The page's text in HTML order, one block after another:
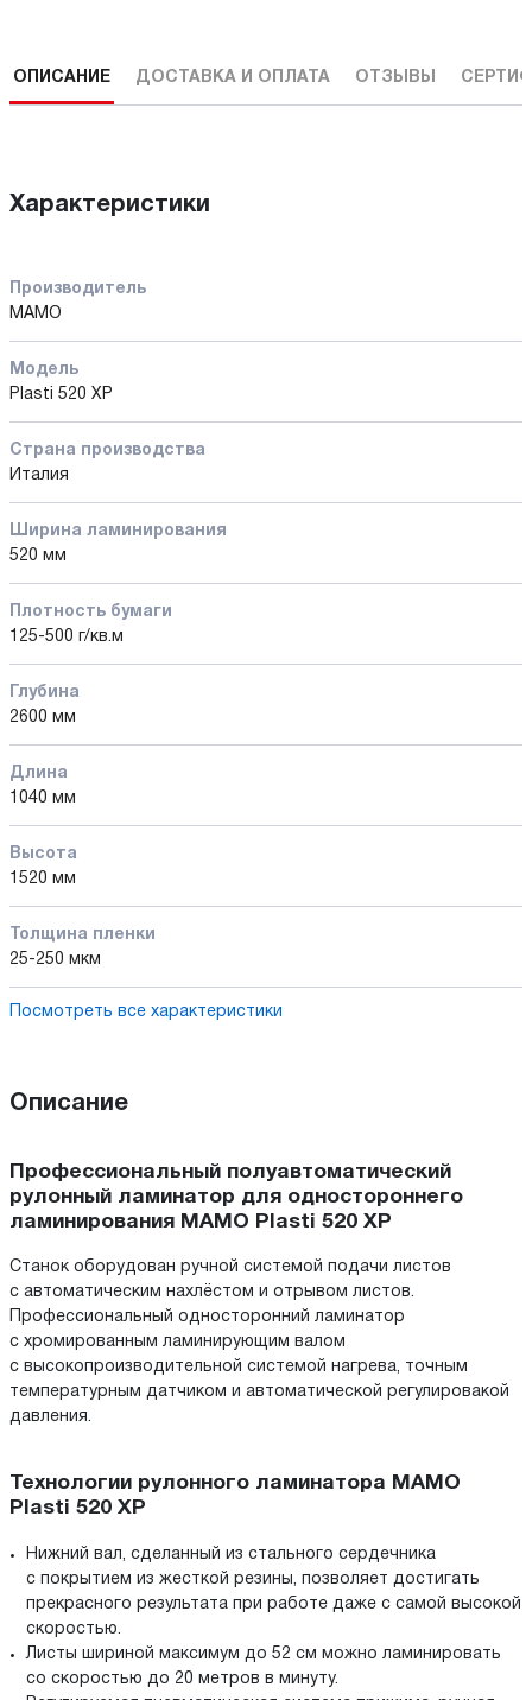
ОПИСАНИЕ ДОСТАВКА И ОПЛАТА ОТЗЫВЫ
Характеристики
Производитель
MAMO
Модель
Plasti 520 XP
Страна производства
Италия
Ширина ламинирования
520 мм
Плотность бумаги
125-500 г/кв.м
Глубина
2600 мм
Длина
1040 мм
Высота
1520 мм
Толщина пленки
25-250 мкм
Посмотреть все характеристики
Описание
Профессиональный полуавтоматический
рулонный ламинатор для одностороннего
ламинирования MAMO Plasti 520 XP
Станок оборудован ручной системой подачи листов
с автоматическим нахлёстом и отрывом листов.
Профессиональный односторонний ламинатор
с хромированным ламинирующим валом
с высокопроизводительной системой нагрева, точным
температурным датчиком и автоматической регулировакой
давления.
Технологии рулонного ламинатора MAMO
Plasti 520 XP
Нижний вал, сделанный из стального сердечника
с покрытием из жесткой резины, позволяет достигать
прекрасного результата при работе даже с самой высокой
скоростью.
Листы шириной максимум до 52 см можно ламинировать
со скоростью до 20 метров в минуту.